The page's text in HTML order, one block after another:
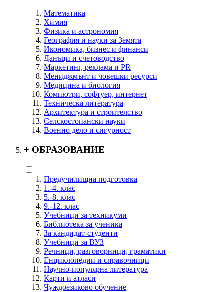
Математика
Химия
Физика и астрономия
География и науки за Земята
Икономика, бизнес и финанси
Данъци и счетоводство
Маркетинг, реклама и PR
Мениджмънт и човешки ресурси
Медицина и биология
Компютри, софтуер, интернет
Техническа литература
Архитектура и строителство
Селскостопански науки
Военно дело и сигурност
+ ОБРАЗОВАНИЕ
Предучилищна подготовка
1.-4. клас
5.-8. клас
9.-12. клас
Учебници за техникуми
Библиотека за ученика
За кандидат-студенти
Учебници за ВУЗ
Речници, разговорници, граматики
Енциклопедии и справочници
Научно-популярна литература
Карти и атласи
Чуждоезиково обучение